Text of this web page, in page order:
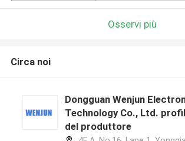
Osservi più
Circa noi
Dongguan Wenjun
Technology Co., Ltd.
del produttore